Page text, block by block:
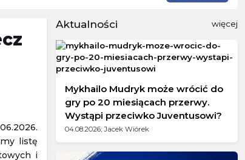
listę
i
Aktualności więcej
Mykhailo Mudryk może wrócić do
gry po 20 miesiącach przerwy.
Wystąpi przeciwko Juventusowi?
04.08.2026; Jacek Wiórek